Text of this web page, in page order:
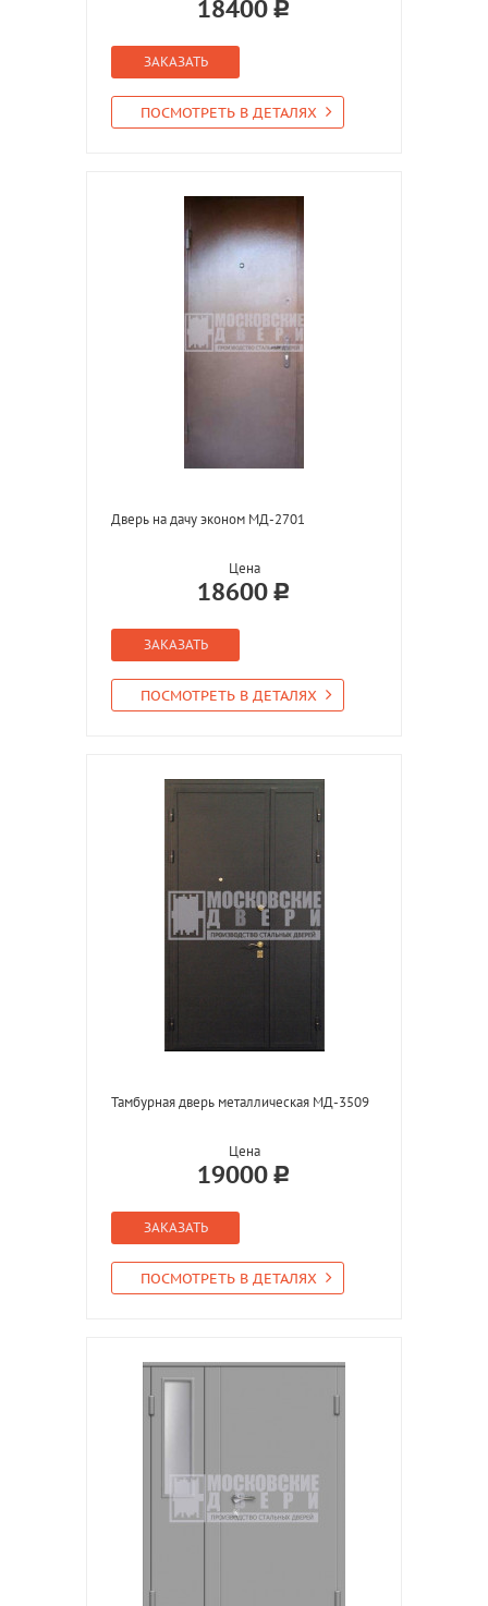
18400
ЗАКАЗАТЬ
ПОСМОТРЕТЬ В ДЕТАЛЯХ
Дверь на дачу эконом МД-2701
Цена
18600
ЗАКАЗАТЬ
ПОСМОТРЕТЬ В ДЕТАЛЯХ
Тамбурная дверь металлическая МД-3509
Цена
19000
ЗАКАЗАТЬ
ПОСМОТРЕТЬ В ДЕТАЛЯХ